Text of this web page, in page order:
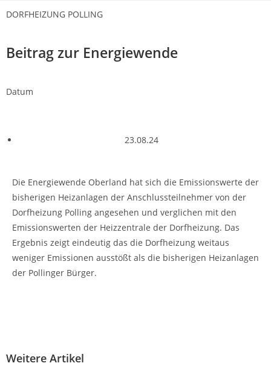
DORFHEIZUNG POLLING
Beitrag zur Energiewende
Datum
23.08.24
Die Energiewende Oberland hat sich die Emissionswerte der
bisherigen Heizanlagen der Anschlussteilnehmer von der
Dorfheizung Polling angesehen und verglichen mit den
Emissionswerten der Heizzentrale der Dorfheizung. Das
Ergebnis zeigt eindeutig das die Dorfheizung weitaus
weniger Emissionen ausstößt als die bisherigen Heizanlagen
der Pollinger Bürger.
Weitere Artikel